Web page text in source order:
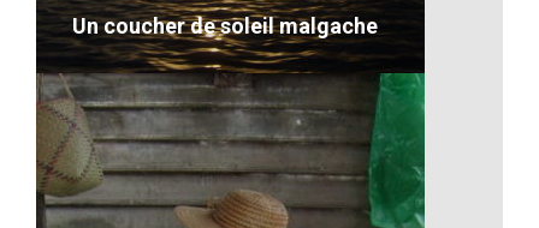
Un coucher de soleil malgache